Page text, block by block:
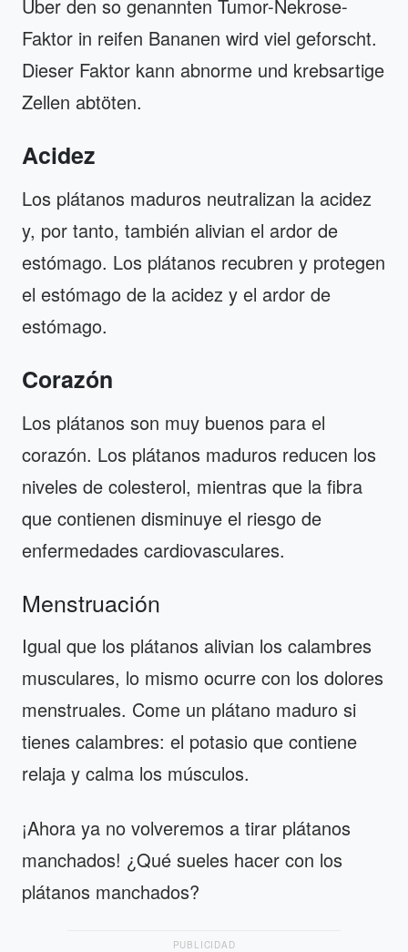
Über den so genannten Tumor-Nekrose-
Faktor in reifen Bananen wird viel geforscht.
Dieser Faktor kann abnorme und krebsartige
Zellen abtöten.
Acidez
Los plátanos maduros neutralizan la acidez
y, por tanto, también alivian el ardor de
estómago. Los plátanos recubren y protegen
el estómago de la acidez y el ardor de
estómago.
Corazón
Los plátanos son muy buenos para el
corazón. Los plátanos maduros reducen los
niveles de colesterol, mientras que la fibra
que contienen disminuye el riesgo de
enfermedades cardiovasculares.
Menstruación
Igual que los plátanos alivian los calambres
musculares, lo mismo ocurre con los dolores
menstruales. Come un plátano maduro si
tienes calambres: el potasio que contiene
relaja y calma los músculos.
¡Ahora ya no volveremos a tirar plátanos
manchados! ¿Qué sueles hacer con los
plátanos manchados?
PUBLICIDAD